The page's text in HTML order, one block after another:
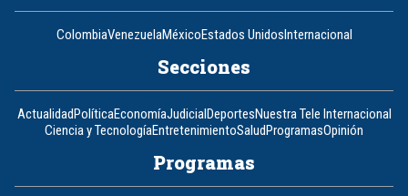
ColombiaVenezuelaMéxicoEstados UnidosInternacional
Secciones
ActualidadPolíticaEconomíaJudicialDeportesNuestra Tele Internacional
Ciencia y TecnologíaEntretenimientoSaludProgramasOpinión
Programas